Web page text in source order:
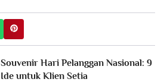
Souvenir Hari Pelanggan Nasional: 9
Ide untuk Klien Setia